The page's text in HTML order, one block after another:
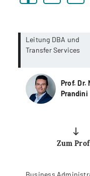
Leitung DBA und
Transfer Services
Prof. Dr. Markus
Prandini
Zum
Business